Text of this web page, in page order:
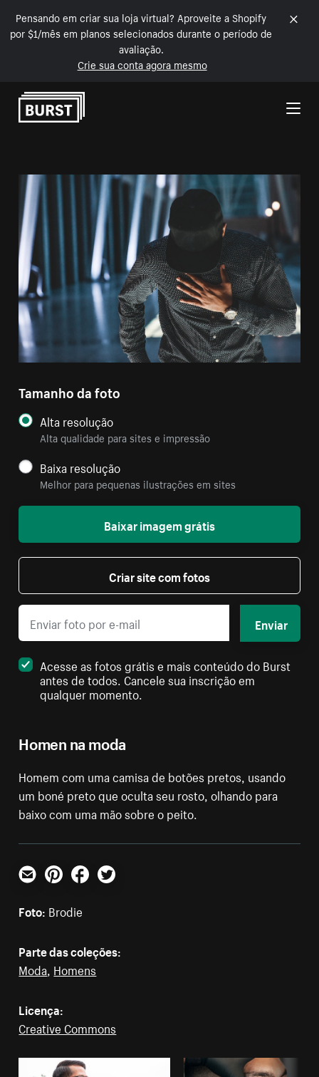
Pensando em criar sua loja virtual? Aproveite a Shopify
por $1/mês em planos selecionados durante o período de
avaliação.
Crie sua conta agora mesmo
Pular para o conteúdo
Homen na moda
Homem com uma camisa de botões pretos, usando
um boné preto que oculta seu rosto, olhando para
baixo com uma mão sobre o peito.
Tamanho da foto
Alta resolução
Alta qualidade para sites e impressão
Baixa resolução
Melhor para pequenas ilustrações em sites
Baixar imagem grátis
Criar site com fotos
Enviar
Acesse as fotos grátis e mais conteúdo do Burst
antes de todos. Cancele sua inscrição em
qualquer momento.
E-mailPinterestFacebookTwitter
Foto: Brodie
Parte das coleções:
Moda, Homens
Licença:
Creative Commons